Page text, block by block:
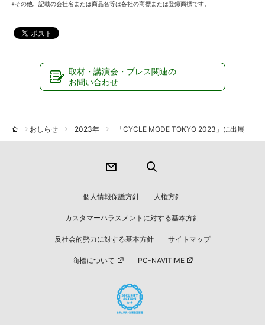
※その他、記載の会社名または商品名等は各社の商標または登録商標です。
取材・講演会・プレス関連の
お問い合わせ
おしらせ 2023年 「CYCLE MODE TOKYO 2023」に出展
個人情報保護方針 人権方針
カスタマーハラスメントに対する基本方針
反社会的勢力に対する基本方針 サイトマップ
商標について PC-NAVITIME